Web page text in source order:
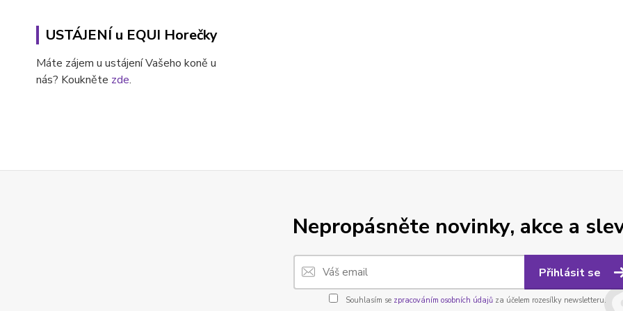
USTÁJENÍ u EQUI Horečky
Máte zájem u ustájení Vašeho koně u
nás? Koukněte zde.
Nepropásněte novinky, akce a
Přihlásit se
Souhlasím se zpracováním osobních údajůza účelem rozesílky newsletteru.